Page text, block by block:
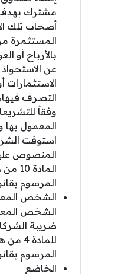
مشترك
أصحاب تلك
المستثمرة من
بالأرباح أو
عن الاستحواذ
الاستثمارات
التصرف
وفقاً
المعمول بها
استوفت
المنصوص
المادة
المرسوم
الشخص
الشخص
ضريبة
للمادة 4
المرسوم
الخاضع